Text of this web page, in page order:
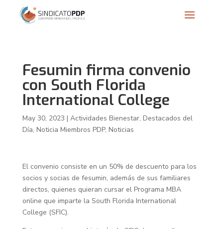
Fesumin firma convenio
con South Florida
International College
May 30, 2023 | Actividades Bienestar, Destacados del
Día, Noticia Miembros PDP, Noticias
El convenio consiste en un 50% de descuento para los
socios y socias de fesumin, además de sus familiares
directos, quienes quieran cursar el Programa MBA
online que imparte la South Florida International
College (SFIC).